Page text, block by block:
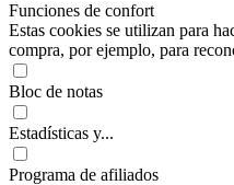
Funciones de confort
Estas cookies se utilizan para
compra, por ejemplo, para
Bloc de notas
Estadísticas y...
Programa de afiliados